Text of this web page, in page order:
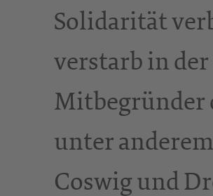
Solidarität
verstarb in der
Mitbegründer
unter
Coswig und